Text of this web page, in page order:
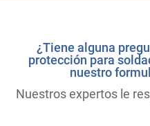
¿Tiene alguna
protección para
nuestro
Nuestros expertos le